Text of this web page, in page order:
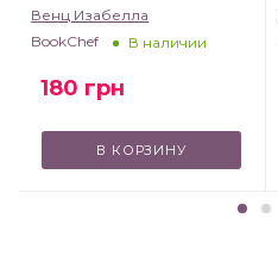
Венц Изабелла
BookChef
В наличии
180 грн
В КОРЗИНУ